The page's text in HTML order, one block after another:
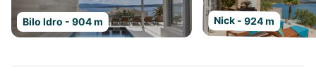
Bilo Idro - 904 m Nick - 924 m